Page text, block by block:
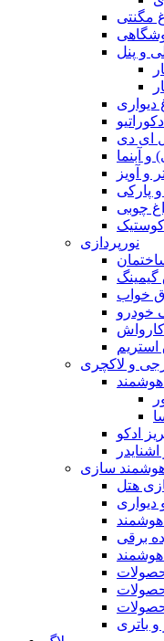
مگنتی
دیواری
ای دی
آبنما
و آویز
پارکی
چوبی
نورپردازی
گیمینگ
خواب
خودرو
کارواش
استریم
و لاکچری
هوشمند
ادکو
سازی
هتل
دیواری
هوشمند
برقی
هوشمند
و باتری